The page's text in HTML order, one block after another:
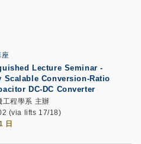
座
Lecture Seminar -
Scalable Conversion-Ratio
DC-DC Converter
工程學系 主辦
(via lifts 17/18)
日